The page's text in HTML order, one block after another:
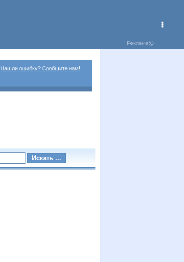
Нашли ошибку? Сообщите нам!